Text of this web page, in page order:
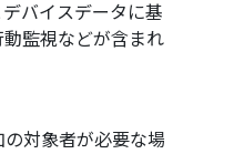
バイスデータに基
監視などが含まれ
対象者が必要な場